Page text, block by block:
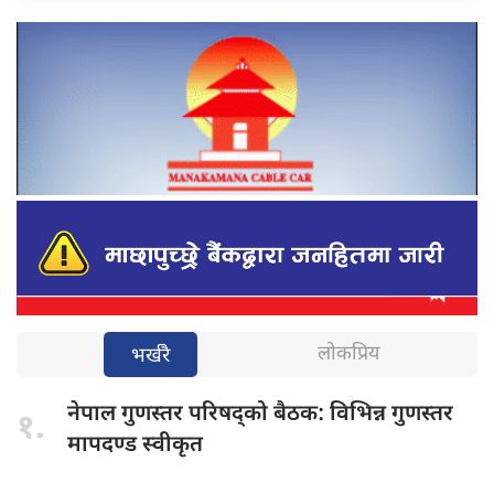
भर्खरै लोकप्रिय
१. नेपाल गुणस्तरपरिषद्को बैठक: विभिन्न गुणस्तर
मापदण्ड स्वीकृत